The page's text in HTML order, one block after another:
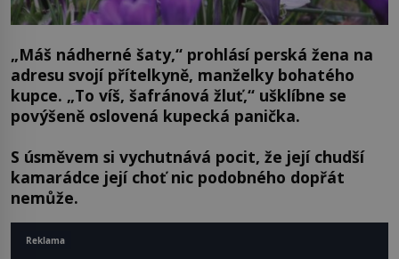
„Máš nádherné šaty,“ prohlásí perská žena na
adresu svojí přítelkyně, manželky bohatého
kupce. „To víš, šafránová žluť,“ ušklíbne se
povýšeně oslovená kupecká panička.
S úsměvem si vychutnává pocit, že její chudší
kamarádce její choť nic podobného dopřát
nemůže.
Reklama